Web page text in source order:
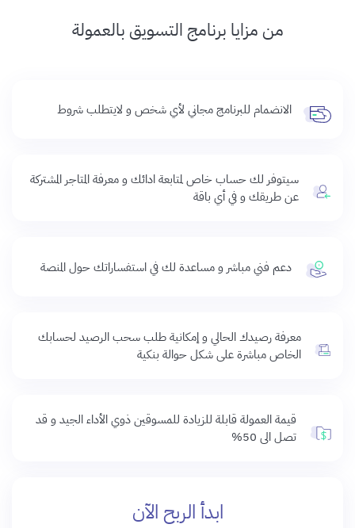
من مزايا برنامج التسويق بالعمولة
الانضمام للبرنامج مجاني لأي شخص و لايتطلب شروط
سيتوفر لك حساب خاص لمتابعة ادائك و معرفة المتاجر المشتركة
عن طريقك و في أي باقة
دعم فني مباشر و مساعدة لك في استفساراتك حول المنصة
معرفة رصيدك الحالي و إمكانية طلب سحب الرصيد لحسابك
الخاص مباشرة على شكل حوالة بنكية
قيمة العمولة قابلة للزيادة للمسوقين ذوي الأداء الجيد و قد
تصل الى 50%
ابدأ الربح الآن